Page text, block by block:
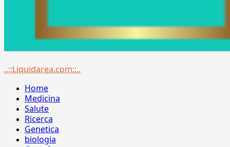
Menu
..::Liquidarea.com::..
Home
Medicina
Salute
Ricerca
Genetica
biologia